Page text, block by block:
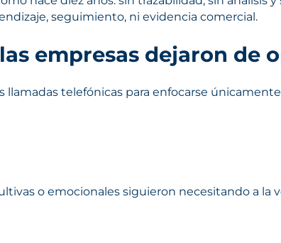
seguimiento, ni evidencia comercial.
empresas dejaron de
telefónicas para enfocarse
o emocionales siguieron necesitando a